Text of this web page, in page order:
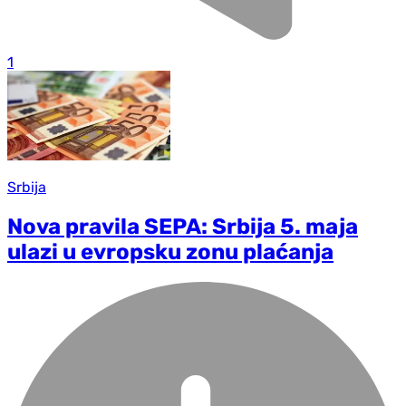
1
Srbija
Nova pravila SEPA: Srbija 5. maja
ulazi u evropsku zonu plaćanja